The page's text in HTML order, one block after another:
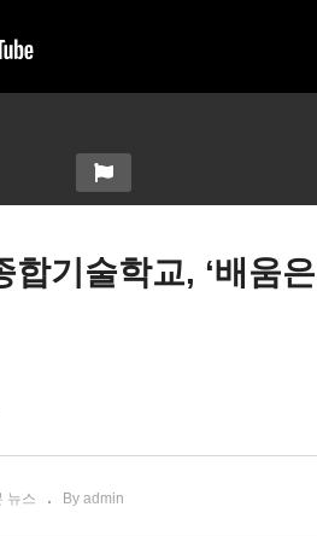
합기술학교, ‘배움
뉴스 By admin